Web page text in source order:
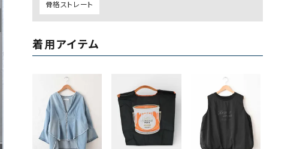
ワンピース・チュニック
サロペット・オーバーオール
ジャケット・アウター
08mab(ゼロハチマブ)
1 metre carre（アンメートルキャレ ）
LAURA DI MAGGIO（ロー
120%lino（ワンハンドレッドトゥエンティ
ーパーセントリノ）
le camouflage tribe（ル
トライブ）
adidas（アディダス） Lallia Mu（ラリア ムー）
ASFVLT（アスファルト） mizuiro ind（ミズイロ イン
骨格ストレート
着用アイテム